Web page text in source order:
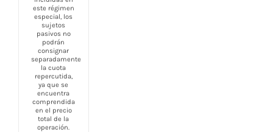
este régimen
especial, los
sujetos
pasivos no
podrán
consignar
separadamente
la cuota
repercutida,
ya que se
encuentra
comprendida
en el precio
total de la
operación.